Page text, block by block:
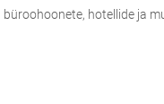
büroohoonete, hotellide ja